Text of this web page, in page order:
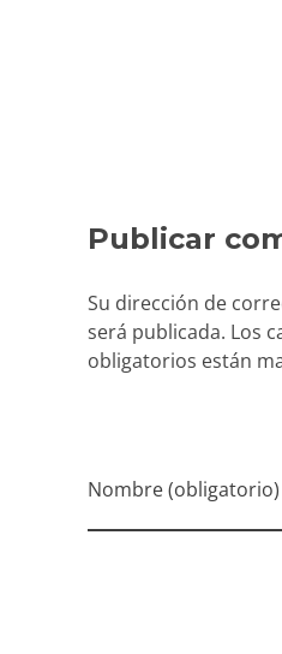
Nombre (obligatorio)